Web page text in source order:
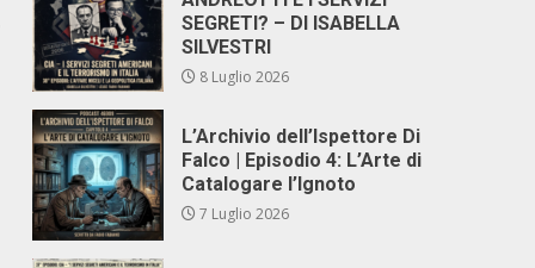
SEGRETI? – DI ISABELLA
SILVESTRI
8 Luglio 2026
L’Archivio dell’Ispettore Di
Falco | Episodio 4: L’Arte di
Catalogare l’Ignoto
7 Luglio 2026